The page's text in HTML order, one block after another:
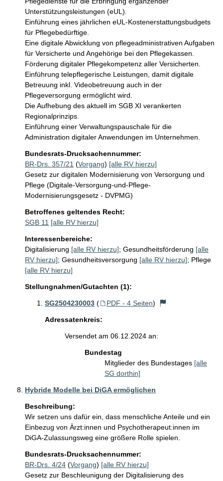
Unterstützungsleistungen (eUL).
Einführung eines jährlichen eUL-Kostenerstattungsbudgets
für Pflegebedürftige.
Eine digitale Abwicklung von pflegeadministrativen Aufgaben
für Versicherte und Angehörige bei den Pflegekassen.
Förderung digitaler Pflegekompetenz aller Versicherten.
Einführung telepflegerische Leistungen, damit digitale
Betreuung inkl. Videobetreuung auch in der
Pflegeversorgung ermöglicht wird.
Die Aufhebung des aktuell im SGB XI verankerten
Regionalprinzips.
Einführung einer Verwaltungspauschale für die
Administration digitaler Anwendungen im Unternehmen.
Bundesrats-Drucksachennummer:
BR-Drs. 357/21 (Vorgang) [alle RV hierzu]
Gesetz zur digitalen Modernisierung von Versorgung und
Pflege (Digitale-Versorgung-und-Pflege-
Modernisierungsgesetz - DVPMG)
Betroffenes geltendes Recht:
SGB 11 [alle RV hierzu]
Interessenbereiche:
Digitalisierung [alle RV hierzu]; Gesundheitsförderung [alle
RV hierzu]; Gesundheitsversorgung [alle RV hierzu]; Pflege
[alle RV hierzu]
Stellungnahmen/Gutachten (1):
SG2504230003 ( PDF - 4 Seiten)
Adressatenkreis:
Versendet am 06.12.2024 an:
Bundestag
Mitglieder des Bundestages [alle
SG dorthin]
Hybride Modelle bei DiGA ermöglichen
Beschreibung:
Wir setzen uns dafür ein, dass menschliche Anteile und ein
Einbezug von Ärzt:innen und Psychotherapeut:innen im
DiGA-Zulassungsweg eine größere Rolle spielen.
Bundesrats-Drucksachennummer:
BR-Drs. 4/24 (Vorgang) [alle RV hierzu]
Gesetz zur Beschleunigung der Digitalisierung des